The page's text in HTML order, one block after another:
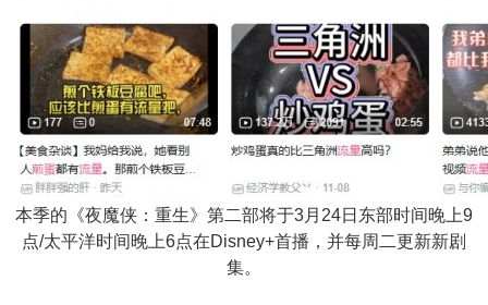
o
n
本季的《夜魔侠：重生》第二部将于3月24日东部时间晚上9
点/太平洋时间晚上6点在Disney+首播，并每周二更新新剧
集。